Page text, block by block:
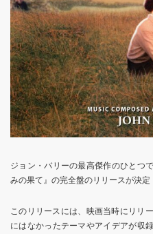
ジョン・バリーの最高傑作のひとつ
みの果て』の完全盤のリリースが決定
このリリースには、映画当時にリリ
にはなかったテーマやアイデアが収